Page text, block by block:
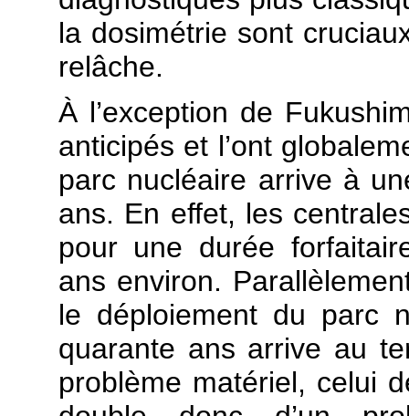
la dosimétrie sont
relâche.
À l’exception de
anticipés et l’ont
parc nucléaire arrive à
ans. En effet, les
pour une durée
ans environ.
le déploiement du parc
quarante ans arrive au
problème matériel, celui